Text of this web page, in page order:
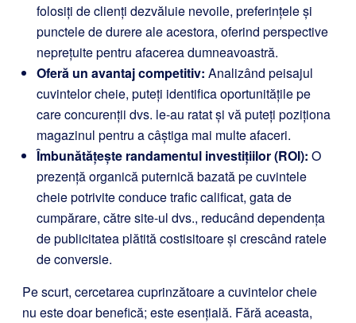
folosiți de clienți dezvăluie nevoile, preferințele și
punctele de durere ale acestora, oferind perspective
neprețuite pentru afacerea dumneavoastră.
Oferă un avantaj competitiv: Analizând peisajul
cuvintelor cheie, puteți identifica oportunitățile pe
care concurenții dvs. le-au ratat și vă puteți poziționa
magazinul pentru a câștiga mai multe afaceri.
Îmbunătățește randamentul investițiilor (ROI): O
prezență organică puternică bazată pe cuvintele
cheie potrivite conduce trafic calificat, gata de
cumpărare, către site-ul dvs., reducând dependența
de publicitatea plătită costisitoare și crescând ratele
de conversie.
Pe scurt, cercetarea cuprinzătoare a cuvintelor cheie
nu este doar benefică; este esențială. Fără aceasta,